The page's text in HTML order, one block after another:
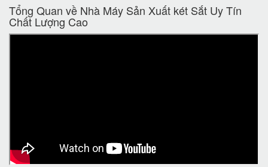
Tổng Quan về Nhà Máy Sản Xuất két Sắt Uy Tín
Chất Lượng Cao